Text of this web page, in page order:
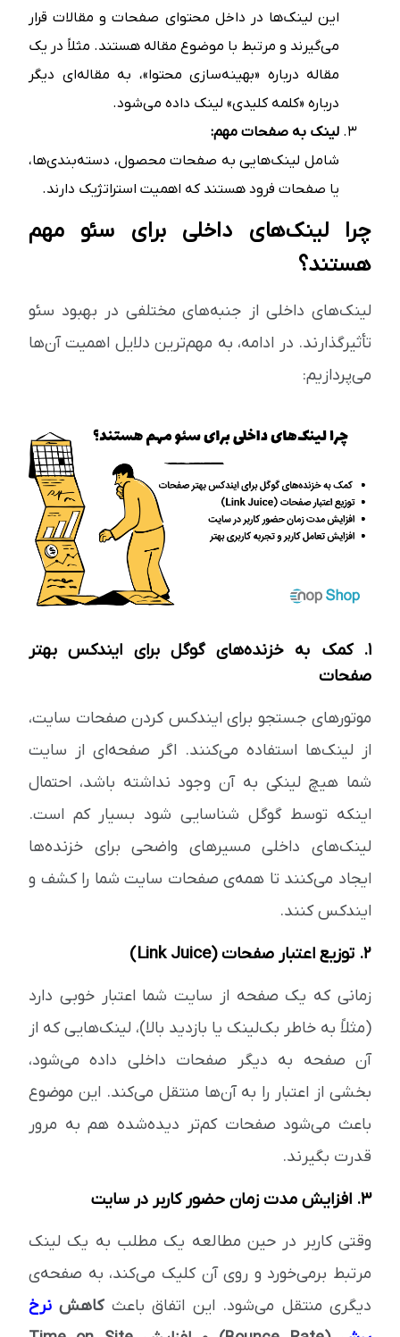
این لینک‌ها در داخل محتوای صفحات و مقالات قرار
می‌گیرند و مرتبط با موضوع مقاله هستند. مثلاً در یک
مقاله درباره «بهینه‌سازی محتوا»، به مقاله‌ای دیگر
درباره «کلمه کلیدی» لینک داده می‌شود.
لینک به صفحات مهم:
شامل لینک‌هایی به صفحات محصول، دسته‌بندی‌ها،
یا صفحات فرود هستند که اهمیت استراتژیک دارند.
چرا لینک‌های داخلی برای سئو مهم
هستند؟
لینک‌های داخلی از جنبه‌های مختلفی در بهبود سئو
تأثیرگذارند. در ادامه، به مهم‌ترین دلایل اهمیت آن‌ها
می‌پردازیم:
1. کمک به خزنده‌های گوگل برای ایندکس بهتر
صفحات
موتورهای جستجو برای ایندکس کردن صفحات سایت،
از لینک‌ها استفاده می‌کنند. اگر صفحه‌ای از سایت
شما هیچ لینکی به آن وجود نداشته باشد، احتمال
اینکه توسط گوگل شناسایی شود بسیار کم است.
لینک‌های داخلی مسیرهای واضحی برای خزنده‌ها
ایجاد می‌کنند تا همه‌ی صفحات سایت شما را کشف و
ایندکس کنند.
2. توزیع اعتبار صفحات (Link Juice)
زمانی که یک صفحه از سایت شما اعتبار خوبی دارد
(مثلاً به خاطر بک‌لینک یا بازدید بالا)، لینک‌هایی که از
آن صفحه به دیگر صفحات داخلی داده می‌شود،
بخشی از اعتبار را به آن‌ها منتقل می‌کند. این موضوع
باعث می‌شود صفحات کم‌تر دیده‌شده هم به مرور
قدرت بگیرند.
3. افزایش مدت زمان حضور کاربر در سایت
وقتی کاربر در حین مطالعه یک مطلب به یک لینک
مرتبط برمی‌خورد و روی آن کلیک می‌کند، به صفحه‌ی
دیگری منتقل می‌شود. این اتفاق باعثکاهش نرخ